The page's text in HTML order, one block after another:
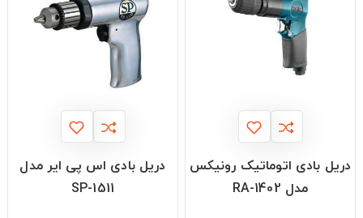
دریل بادی اتوماتیک رونیکس
مدل RA-1402
دریل بادی اس پی ایر مدل
SP-1511